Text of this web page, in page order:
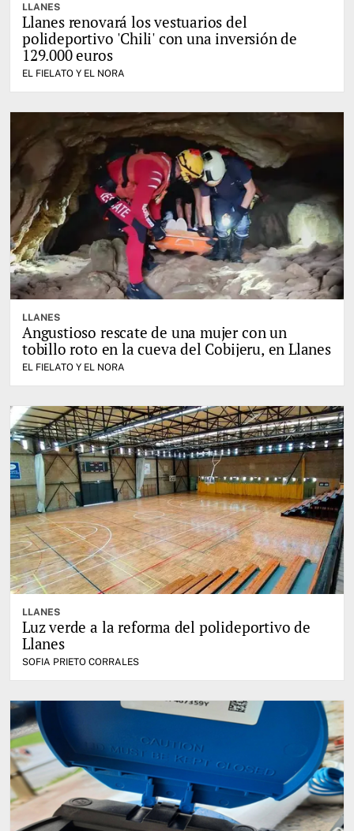
LLANES
Llanes renovará los vestuarios del
polideportivo 'Chili' con una inversión de
129.000 euros
EL FIELATO Y EL NORA
LLANES
Angustioso rescate de una mujer con un
tobillo roto en la cueva del Cobijeru, en Llanes
EL FIELATO Y EL NORA
LLANES
Luz verde a la reforma del polideportivo de
Llanes
SOFIA PRIETO CORRALES